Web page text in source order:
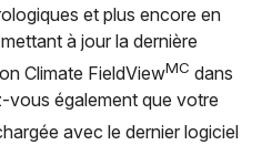
et plus encore en
à jour la dernière
Climate FieldViewMC dans
vous également que votre
avec le dernier logiciel